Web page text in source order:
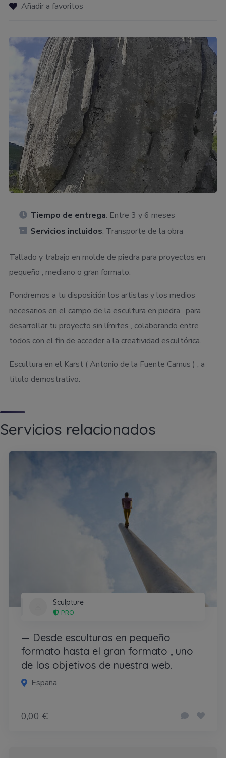
Añadir a favoritos
Tiempo de entrega: Entre 3 y 6 meses
Servicios incluidos: Transporte de la obra
Tallado y trabajo en molde de piedra para proyectos en
pequeño , mediano o gran formato.
Pondremos a tu disposición los artistas y los medios
necesarios en el campo de la escultura en piedra , para
desarrollar tu proyecto sin límites , colaborando entre
todos con el fin de acceder a la creatividad escultórica.
Escultura en el Karst ( Antonio de la Fuente Camus ) , a
título demostrativo.
Servicios relacionados
Sculpture
PRO
— Desde esculturas en pequeño
formato hasta el gran formato , uno
de los objetivos de nuestra web.
España
0,00 €